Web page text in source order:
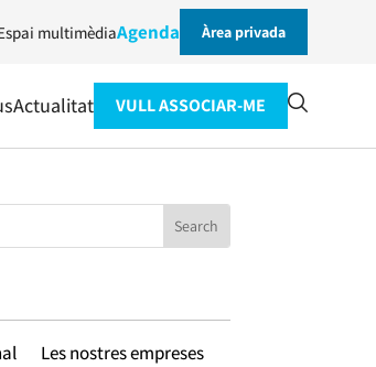
multimèdiaAgenda Àrea privada
Actualitat VULL ASSOCIAR-ME
Les nostres empreses